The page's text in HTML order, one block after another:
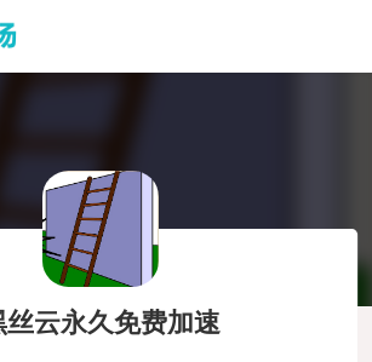
丝云永久免费加速